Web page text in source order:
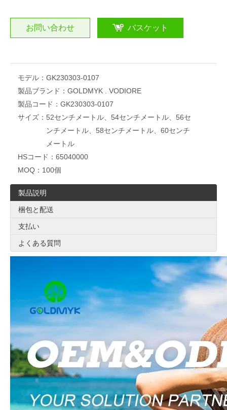
お問い合わせ バスケット
モデル： GK230303-0107
製品ブランド： GOLDMYK . VODIORE
製品コード： GK230303-0107
サイズ： 52センチメートル、54センチメートル、56セ
ンチメートル、58センチメートル、60センチ
メートル
HSコード： 65040000
MOQ： 100個
製品説明
梱包と配送
支払い
よくある質問